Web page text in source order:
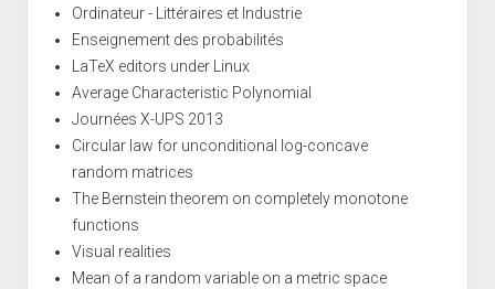
Ordinateur - Littéraires et Industrie
Enseignement des probabilités
LaTeX editors under Linux
Average Characteristic Polynomial
Journées X-UPS 2013
Circular law for unconditional log-concave
random matrices
The Bernstein theorem on completely monotone
functions
Visual realities
Mean of a random variable on a metric space